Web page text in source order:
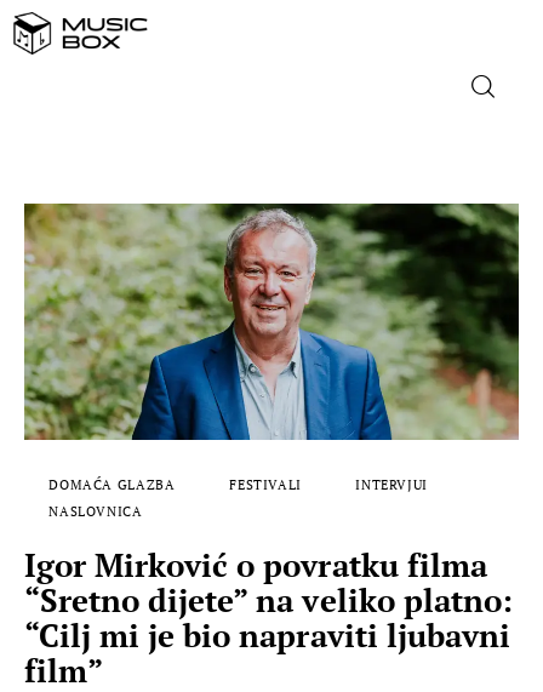
DOMAĆA GLAZBA
STRANA GLAZBA
FILM
MUSIC BOX
DOMAĆA GLAZBA FESTIVALI
INTERVJUI
NASLOVNICA
Igor Mirković o povratku filma
“Sretno dijete” na veliko platno:
“Cilj mi je bio napraviti ljubavni
film”